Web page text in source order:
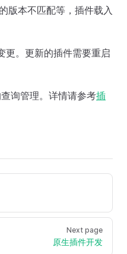
版本不匹配等，插件载入
更。更新的插件需要重启
询管理。详情请参考插
Next page
原生插件开发